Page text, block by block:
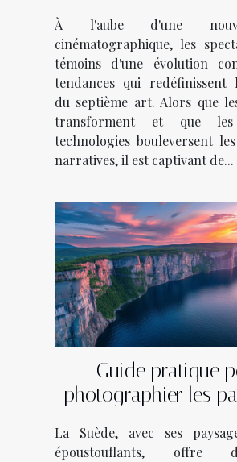
À l'aube d'une
cinématographique, les
témoins d'une évolution
tendances qui redéfinissent
du septième art. Alors que
transforment et que les
technologies bouleversent
narratives, il est captivant de...
Guide pratique
photographier les
La Suède, avec ses
époustouflants, offre